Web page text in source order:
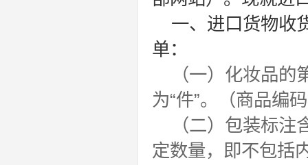
一、进口货物收
单：
（一）化妆品
为“件”。（商品编
（二）包装标
定数量，即不包括